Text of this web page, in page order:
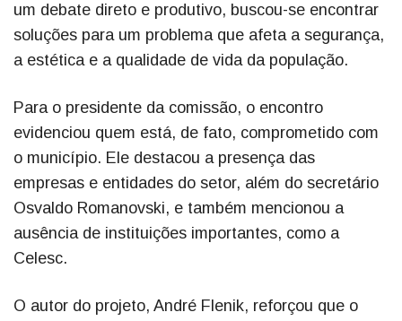
um debate direto e produtivo, buscou-se encontrar
soluções para um problema que afeta a segurança,
a estética e a qualidade de vida da população.
Para o presidente da comissão, o encontro
evidenciou quem está, de fato, comprometido com
o município. Ele destacou a presença das
empresas e entidades do setor, além do secretário
Osvaldo Romanovski, e também mencionou a
ausência de instituições importantes, como a
Celesc.
O autor do projeto, André Flenik, reforçou que o